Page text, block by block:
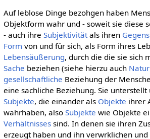
Auf leblose Dinge bezohgen haben
Objektform wahr und - soweit sie diese
- auch ihre Subjektivitätals ihren
Form von und für sich, als Form ihres
Lebensäußerung, durch die die sie sich
Sache beziehen (siehe hierzu auch
gesellschaftliche Beziehung der
eine sachliche Beziehung. Sie
Subjekte, die einander als Objekte ihrer
wahrhaben, also Subjekte wie Objekte
Verhältnissessind. In denen sie ihren
erzeugt haben und ihn verwrklichen